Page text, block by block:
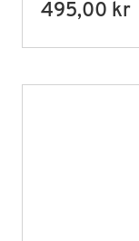
495,00 kr